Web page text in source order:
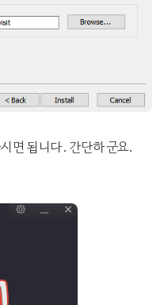
면 됩니다. 간단하군요.